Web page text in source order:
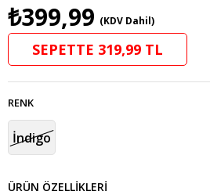
₺399,99 (KDV Dahil)
SEPETTE 319,99 TL
RENK
İndigo
ÜRÜN ÖZELLIKLERI